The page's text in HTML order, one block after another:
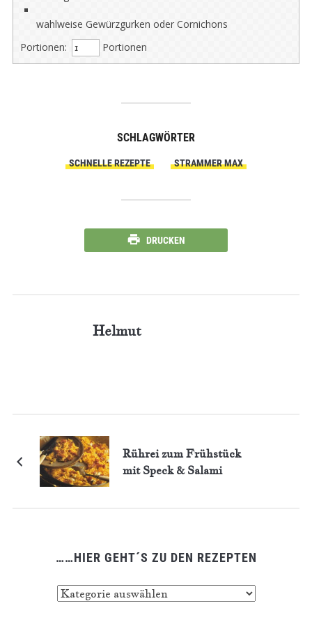
wahlweise Gewürzgurken oder Cornichons
Portionen:
Portionen
SCHLAGWÖRTER
SCHNELLE REZEPTE STRAMMER MAX
DRUCKEN
Helmut
Rührei zum Frühstück
mit Speck & Salami
……HIER GEHT´S ZU DEN REZEPTEN